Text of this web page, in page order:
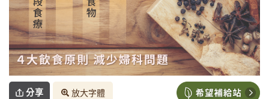
分享 放大字體